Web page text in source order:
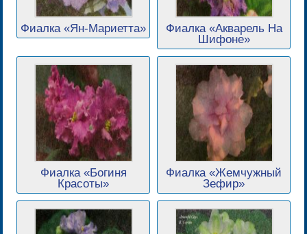
Фиалка «Ян-Мариетта»
Фиалка «Акварель На
Шифоне»
Фиалка «Богиня
Красоты»
Фиалка «Жемчужный
Зефир»